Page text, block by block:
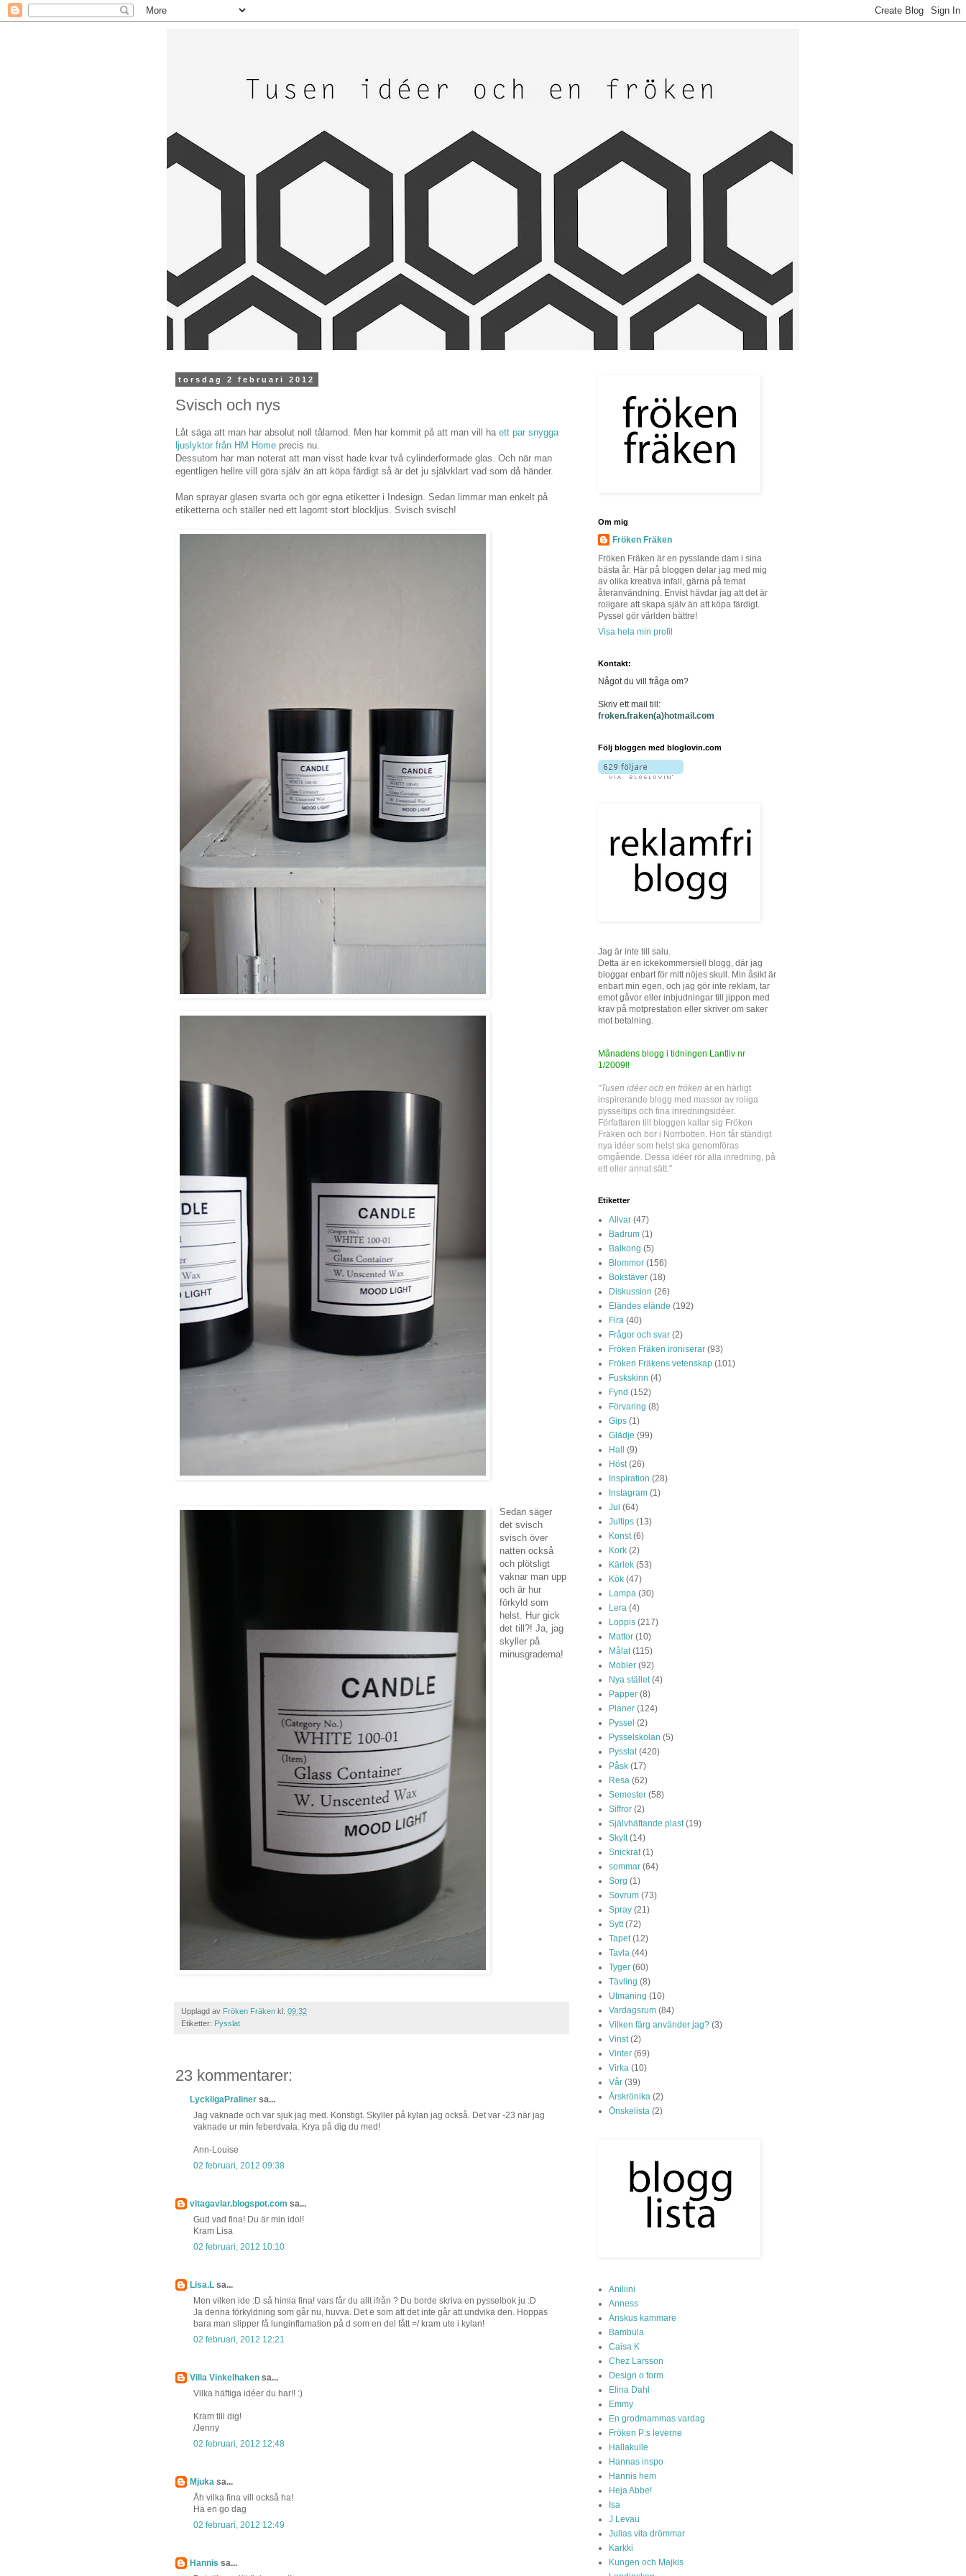
torsdag 2 februari 2012
Svisch och nys
Låt säga att man har absolut noll tålamod. Men har kommit på att man vill ha ett par snygga
ljuslyktor från HM Home precis nu.
Dessutom har man noterat att man visst hade kvar två cylinderformade glas. Och när man
egentligen hellre vill göra själv än att köpa färdigt så är det ju självklart vad som då händer.
Man sprayar glasen svarta och gör egna etiketter i Indesign. Sedan limmar man enkelt på
etiketterna och ställer ned ett lagomt stort blockljus. Svisch svisch!
Sedan säger
det svisch
svisch över
natten också
och plötsligt
vaknar man upp
och är hur
förkyld som
helst. Hur gick
det till?! Ja, jag
skyller på
minusgraderna!
Upplagd av Fröken Fräken kl. 09:32
Etiketter: Pysslat
23 kommentarer:
LyckligaPraliner sa...
Jag vaknade och var sjuk jag med. Konstigt. Skyller på kylan jag också. Det var -23 när jag
vaknade ur min feberdvala. Krya på dig du med!
Ann-Louise
02 februari, 2012 09:38
vitagavlar.blogspot.com sa...
Gud vad fina! Du är min idol!
Kram Lisa
02 februari, 2012 10:10
Lisa.L sa...
Men vilken ide :D så himla fina! vars får du allt ifrån ? Du borde skriva en pysselbok ju :D
Ja denna förkyldning som går nu, huvva. Det e som att det inte går att undvika den. Hoppas
bara man slipper få lunginflamation på d som en del fått =/ kram ute i kylan!
02 februari, 2012 12:21
Villa Vinkelhaken sa...
Vilka häftiga idéer du har!! :)
Kram till dig!
/Jenny
02 februari, 2012 12:48
Mjuka sa...
Åh vilka fina vill också ha!
Ha en go dag
02 februari, 2012 12:49
Hannis sa...
Om mig
Fröken Fräken
Fröken Fräken är en pysslande dam i sina
bästa år. Här på bloggen delar jag med mig
av olika kreativa infall, gärna på temat
återanvändning. Envist hävdar jag att det är
roligare att skapa själv än att köpa färdigt.
Pyssel gör världen bättre!
Visa hela min profil
Kontakt:
Något du vill fråga om?
Skriv ett mail till:
froken.fraken(a)hotmail.com
Följ bloggen med bloglovin.com
Jag är inte till salu.
Detta är en ickekommersiell blogg, där jag
bloggar enbart för mitt nöjes skull. Min åsikt är
enbart min egen, och jag gör inte reklam, tar
emot gåvor eller inbjudningar till jippon med
krav på motprestation eller skriver om saker
mot betalning.
Månadens blogg i tidningen Lantliv nr
1/2009!!
"Tusen idéer och en fröken är en härligt
inspirerande blogg med massor av roliga
pysseltips och fina inredningsidéer.
Författaren till bloggen kallar sig Fröken
Fräken och bor i Norrbotten. Hon får ständigt
nya idéer som helst ska genomföras
omgående. Dessa idéer rör alla inredning, på
ett eller annat sätt."
Etiketter
Allvar (47)
Badrum (1)
Balkong (5)
Blommor (156)
Bokstäver (18)
Diskussion (26)
Eländes elände (192)
Fira (40)
Frågor och svar (2)
Fröken Fräken ironiserar (93)
Fröken Fräkens vetenskap (101)
Fuskskinn (4)
Fynd (152)
Förvaring (8)
Gips (1)
Glädje (99)
Hall
(9)
Höst (26)
Inspiration (28)
Instagram (1)
Jul (64)
Jultips (13)
Konst (6)
Kork (2)
Kärlek (53)
Kök (47)
Lampa (30)
Lera (4)
Loppis (217)
Mattor (10)
Målat (115)
Möbler (92)
Nya stället (4)
Papper (8)
Planer (124)
Pyssel (2)
Pysselskolan (5)
Pysslat (420)
Påsk (17)
Resa (62)
Semester (58)
Siffror (2)
Självhäftande plast (19)
Skylt (14)
Snickrat (1)
sommar (64)
Sorg (1)
Sovrum (73)
Spray (21)
Sytt (72)
Tapet (12)
Tavla (44)
Tyger (60)
Tävling (8)
Utmaning (10)
Vardagsrum (84)
Vilken färg använder jag? (3)
Vinst (2)
Vinter (69)
Virka (10)
Vår (39)
Årskrönika (2)
Önskelista (2)
Aniliini
Anness
Anskus kammare
Bambula
Caisa K
Chez Larsson
Design o form
Elina Dahl
Emmy
En grodmammas vardag
Fröken P:s leverne
Hallakulle
Hannas inspo
Hannis hem
Heja Abbe!
Isa
J Levau
Julias vita drömmar
Karkki
Kungen och Majkis